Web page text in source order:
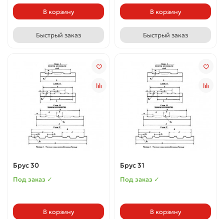
В корзину
Быстрый заказ
В корзину
Быстрый заказ
Брус 30
Под заказ ✓
В корзину
Брус 31
Под заказ ✓
В корзину